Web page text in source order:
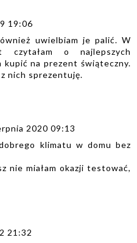
19:06
uwielbiam je palić. W
czytałam o najlepszych
kupić na prezent świąteczny.
nich sprezentuję.
2020 09:13
klimatu w domu bez
nie miałam okazji testować,
21:32